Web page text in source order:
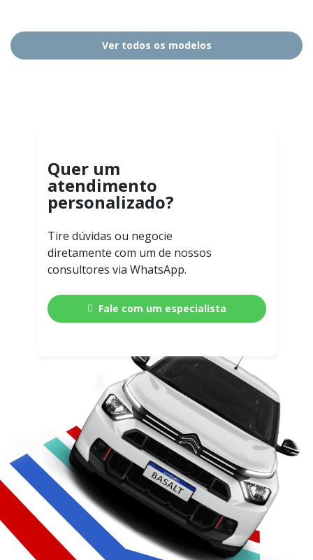
Ver todos os modelos
Quer um
atendimento
personalizado?
Tire dúvidas ou negocie
diretamente com um de nossos
consultores via WhatsApp.
Fale com um especialista